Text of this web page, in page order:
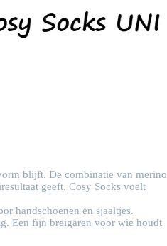
blijft. De combinatie van merino
geeft. Cosy Socks voelt
handschoenen en sjaaltjes.
Een fijn breigaren voor wie houdt